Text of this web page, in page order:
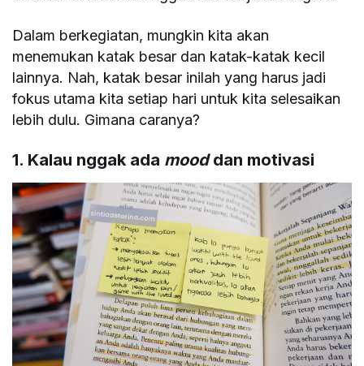
Dalam berkegiatan, mungkin kita akan
menemukan katak besar dan katak-katak kecil
lainnya. Nah, katak besar inilah yang harus jadi
fokus utama kita setiap hari untuk kita selesaikan
lebih dulu. Gimana caranya?
1. Kalau nggak ada mooddan motivasi